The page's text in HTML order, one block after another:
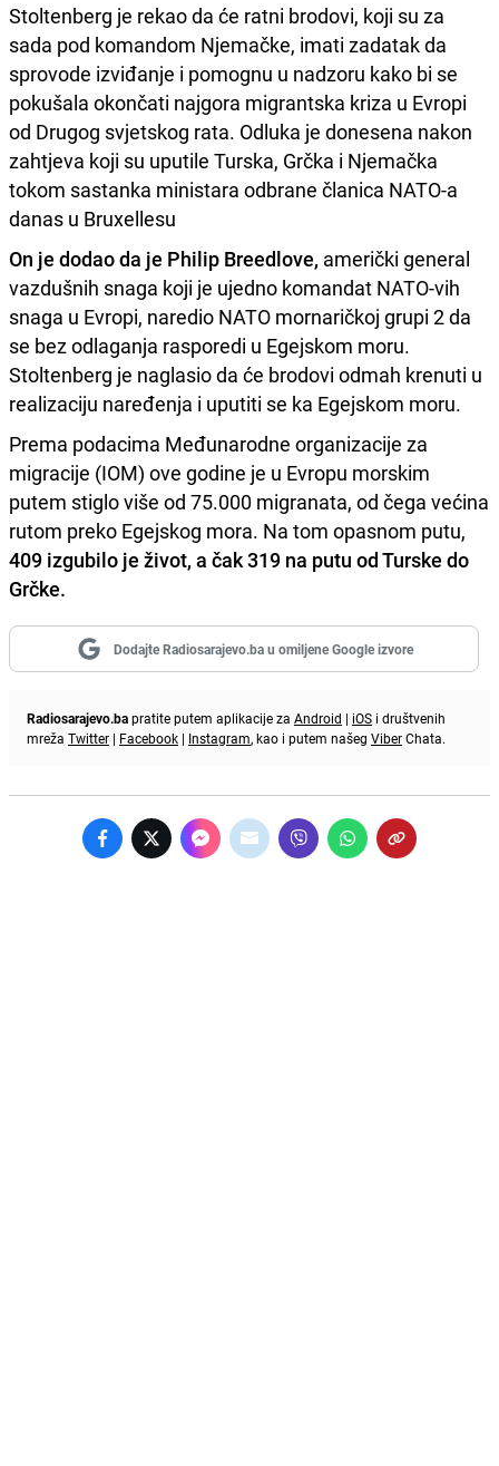
Stoltenberg je rekao da će ratni brodovi, koji su za
sada pod komandom Njemačke, imati zadatak da
sprovode izviđanje i pomognu u nadzoru kako bi se
pokušala okončati najgora migrantska kriza u Evropi
od Drugog svjetskog rata. Odluka je donesena nakon
zahtjeva koji su uputile Turska, Grčka i Njemačka
tokom sastanka ministara odbrane članica NATO-a
danas u Bruxellesu
On je dodao da je Philip Breedlove, američki general
vazdušnih snaga koji je ujedno komandat NATO-vih
snaga u Evropi, naredio NATO mornaričkoj grupi 2 da
se bez odlaganja rasporedi u Egejskom moru.
Stoltenberg je naglasio da će brodovi odmah krenuti u
realizaciju naređenja i uputiti se ka Egejskom moru.
Prema podacima Međunarodne organizacije za
migracije (IOM) ove godine je u Evropu morskim
putem stiglo više od 75.000 migranata, od čega većina
rutom preko Egejskog mora. Na tom opasnom putu,
409 izgubilo je život, a čak 319 na putu od Turske do
Grčke.
Dodajte Radiosarajevo.ba u omiljene Google izvore
Radiosarajevo.bapratite putem aplikacije za Android | iOS i društvenih
mreža Twitter | Facebook | Instagram, kao i putem našeg ViberChata.